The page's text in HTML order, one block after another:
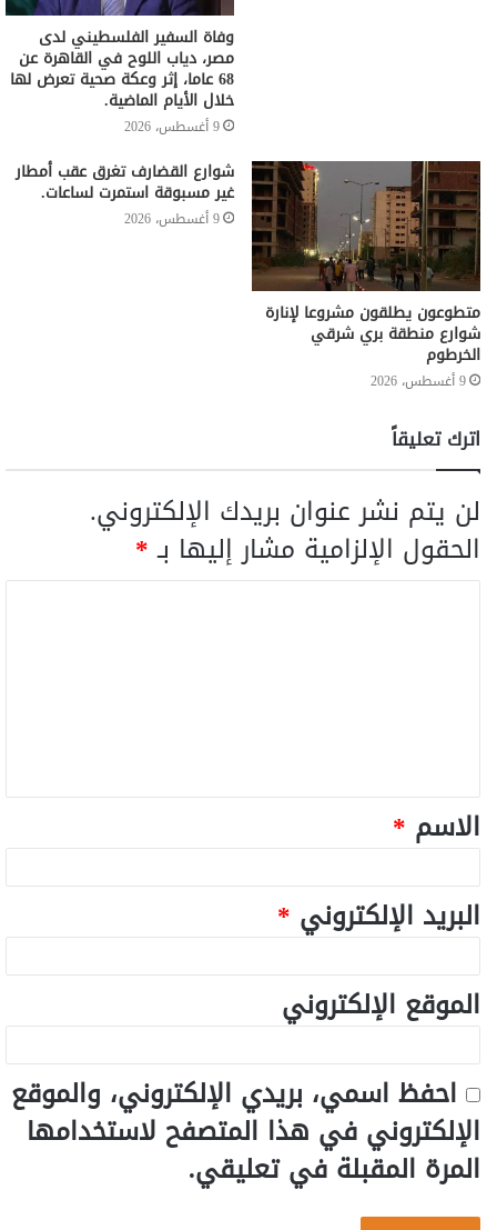
وفاة السفير الفلسطيني لدى
مصر، دياب اللوح في القاهرة عن
68 عاما، إثر وعكة صحية تعرض لها
خلال الأيام الماضية.
9 أغسطس، 2026
متطوعون يطلقون مشروعا لإنارة
شوارع منطقة بري شرقي
الخرطوم
9 أغسطس، 2026
شوارع القضارف تغرق عقب أمطار
غير مسبوقة استمرت لساعات.
9 أغسطس، 2026
اترك تعليقاً
لن يتم نشر عنوان بريدك الإلكتروني.
الحقول الإلزامية مشار إليها بـ*
الاسم *
البريد الإلكتروني *
الموقع الإلكتروني
احفظ اسمي، بريدي الإلكتروني، والموقع
الإلكتروني في هذا المتصفح لاستخدامها
المرة المقبلة في تعليقي.